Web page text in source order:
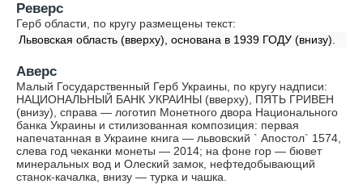
Реверс
Герб области, по кругу размещены текст:
Львовская область (вверху), основана в 1939 ГОДУ (внизу).
Аверс
Малый Государственный Герб Украины, по кругу надписи:
НАЦИОНАЛЬНЫЙ БАНК УКРАИНЫ (вверху), ПЯТЬ ГРИВЕН
(внизу), справа — логотип Монетного двора Национального
банка Украины и стилизованная композиция: первая
напечатанная в Украине книга — львовский ` Апостол` 1574,
слева год чеканки монеты — 2014; на фоне гор — бювет
минеральных вод и Олеский замок, нефтедобывающий
станок-качалка, внизу — турка и чашка.